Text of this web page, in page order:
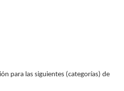
para las siguientes (categorías) de